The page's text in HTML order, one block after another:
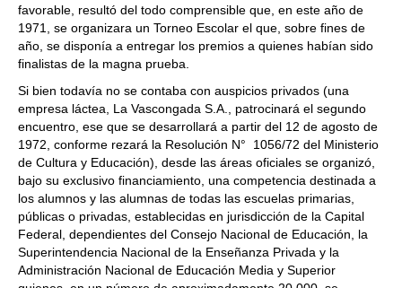
favorable, resultó del todo comprensible que, en este año de
1971, se organizara un Torneo Escolar el que, sobre fines de
año, se disponía a entregar los premios a quienes habían sido
finalistas de la magna prueba.
Si bien todavía no se contaba con auspicios privados (una
empresa láctea, La Vascongada S.A., patrocinará el segundo
encuentro, ese que se desarrollará a partir del 12 de agosto de
1972, conforme rezará la Resolución N° 1056/72 del Ministerio
de Cultura y Educación), desde las áreas oficiales se organizó,
bajo su exclusivo financiamiento, una competencia destinada a
los alumnos y las alumnas de todas las escuelas primarias,
públicas o privadas, establecidas en jurisdicción de la Capital
Federal, dependientes del Consejo Nacional de Educación, la
Superintendencia Nacional de la Enseñanza Privada y la
Administración Nacional de Educación Media y Superior